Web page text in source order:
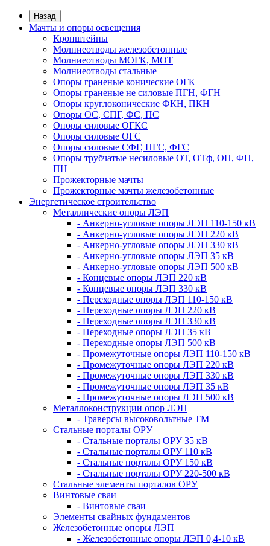
Назад
Мачты и опоры освещения
Кронштейны
Молниеотводы железобетонные
Молниеотводы МОГК, МОТ
Молниеотводы стальные
Опоры граненые конические ОГК
Опоры граненые не силовые ПГН, ФГН
Опоры круглоконические ФКН, ПКН
Опоры ОС, СПГ, ФС, ПС
Опоры силовые ОГКС
Опоры силовые ОГС
Опоры силовые СФГ, ПГС, ФГС
Опоры трубчатые несиловые ОТ, ОТф, ОП, ФН,
ПН
Прожекторные мачты
Прожекторные мачты железобетонные
Энергетическое строительство
Металлические опоры ЛЭП
- Анкерно-угловые опоры ЛЭП 110-150 кВ
- Анкерно-угловые опоры ЛЭП 220 кВ
- Анкерно-угловые опоры ЛЭП 330 кВ
- Анкерно-угловые опоры ЛЭП 35 кВ
- Анкерно-угловые опоры ЛЭП 500 кВ
- Концевые опоры ЛЭП 220 кВ
- Концевые опоры ЛЭП 330 кВ
- Переходные опоры ЛЭП 110-150 кВ
- Переходные опоры ЛЭП 220 кВ
- Переходные опоры ЛЭП 330 кВ
- Переходные опоры ЛЭП 35 кВ
- Переходные опоры ЛЭП 500 кВ
- Промежуточные опоры ЛЭП 110-150 кВ
- Промежуточные опоры ЛЭП 220 кВ
- Промежуточные опоры ЛЭП 330 кВ
- Промежуточные опоры ЛЭП 35 кВ
- Промежуточные опоры ЛЭП 500 кВ
Металлоконструкции опор ЛЭП
- Траверсы высоковольтные ТМ
Стальные порталы ОРУ
- Стальные порталы ОРУ 35 кВ
- Стальные порталы ОРУ 110 кВ
- Стальные порталы ОРУ 150 кВ
- Стальные порталы ОРУ 220-500 кВ
Стальные элементы порталов ОРУ
Винтовые сваи
- Винтовые сваи
Элементы свайных фундаментов
Железобетонные опоры ЛЭП
- Железобетонные опоры ЛЭП 0,4-10 кВ